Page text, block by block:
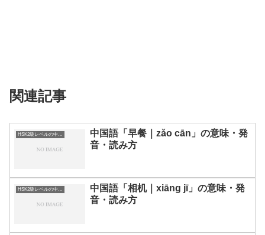
関連記事
中国語「早餐｜zǎo cān」の意味・発
音・読み方
中国語「相机｜xiāng jī」の意味・発
音・読み方